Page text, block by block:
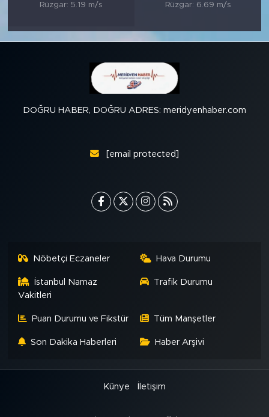
Rüzgar: 5.19 m/s
Rüzgar: 6.69 m/s
DOĞRU HABER, DOĞRU ADRES: meridyenhaber.com
[email protected]
Nöbetçi Eczaneler Hava Durumu
İstanbul Namaz
Vakitleri
Trafik Durumu
Puan Durumu ve Fikstür Tüm Manşetler
Son Dakika Haberleri Haber Arşivi
Künye İletişim